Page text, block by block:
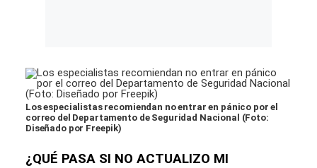
Los especialistas recomiendan no entrar en pánico por el
correo del Departamento de Seguridad Nacional (Foto:
Diseñado por Freepik)
¿QUÉ PASA SI NO ACTUALIZO MI